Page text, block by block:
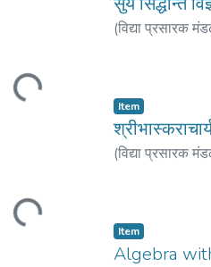
(विद्या प्रसारक
Item
(विद्या प्रसारक
Item
Algebra